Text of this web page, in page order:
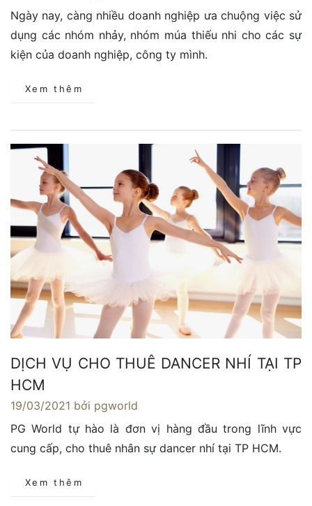
Ngày nay, càng nhiều doanh nghiệp ưa chuộng việc sử
dụng các nhóm nhảy, nhóm múa thiếu nhi cho các sự
kiện của doanh nghiệp, công ty mình.
Xem thêm
DỊCH VỤ CHO THUÊ DANCER NHÍ TẠI TP
HCM
19/03/2021 bởi pgworld
PG World tự hào là đơn vị hàng đầu trong lĩnh vực
cung cấp, cho thuê nhân sự dancer nhí tại TP HCM.
Xem thêm